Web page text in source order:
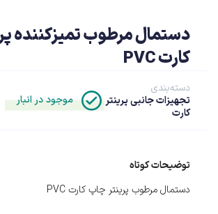
دستمال مرطوب تمیزکننده
کارت PVC
موجود در انبار
دسته‌بندی
تجهیزات جانبی پرینتر
کارت
توضیحات کوتاه
دستمال مرطوب پرینتر چاپ کارت PVC